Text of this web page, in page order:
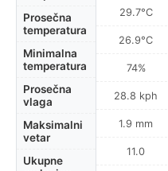
Prosečna
temperatura
Minimalna
temperatura
Prosečna
vlaga
Maksimalni
vetar
Ukupne
29.7°C
26.9°C
74%
28.8 kph
1.9 mm
11.0